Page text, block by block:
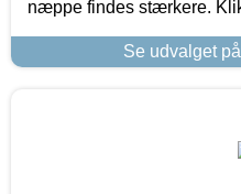
næppe findes stærkere.
Se udvalget